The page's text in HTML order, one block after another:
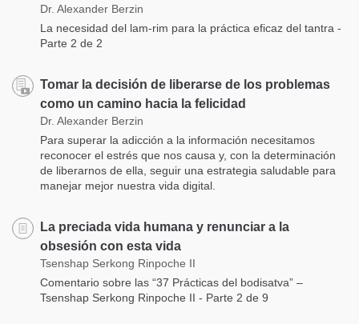
Dr. Alexander Berzin
La necesidad del lam-rim para la práctica eficaz del tantra -
Parte 2 de 2
Tomar la decisión de liberarse de los problemas
como un camino hacia la felicidad
Dr. Alexander Berzin
Para superar la adicción a la información necesitamos
reconocer el estrés que nos causa y, con la determinación
de liberarnos de ella, seguir una estrategia saludable para
manejar mejor nuestra vida digital.
La preciada vida humana y renunciar a la
obsesión con esta vida
Tsenshap Serkong Rinpoche II
Comentario sobre las “37 Prácticas del bodisatva” –
Tsenshap Serkong Rinpoche II - Parte 2 de 9